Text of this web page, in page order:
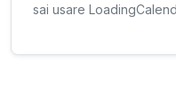
sai usare